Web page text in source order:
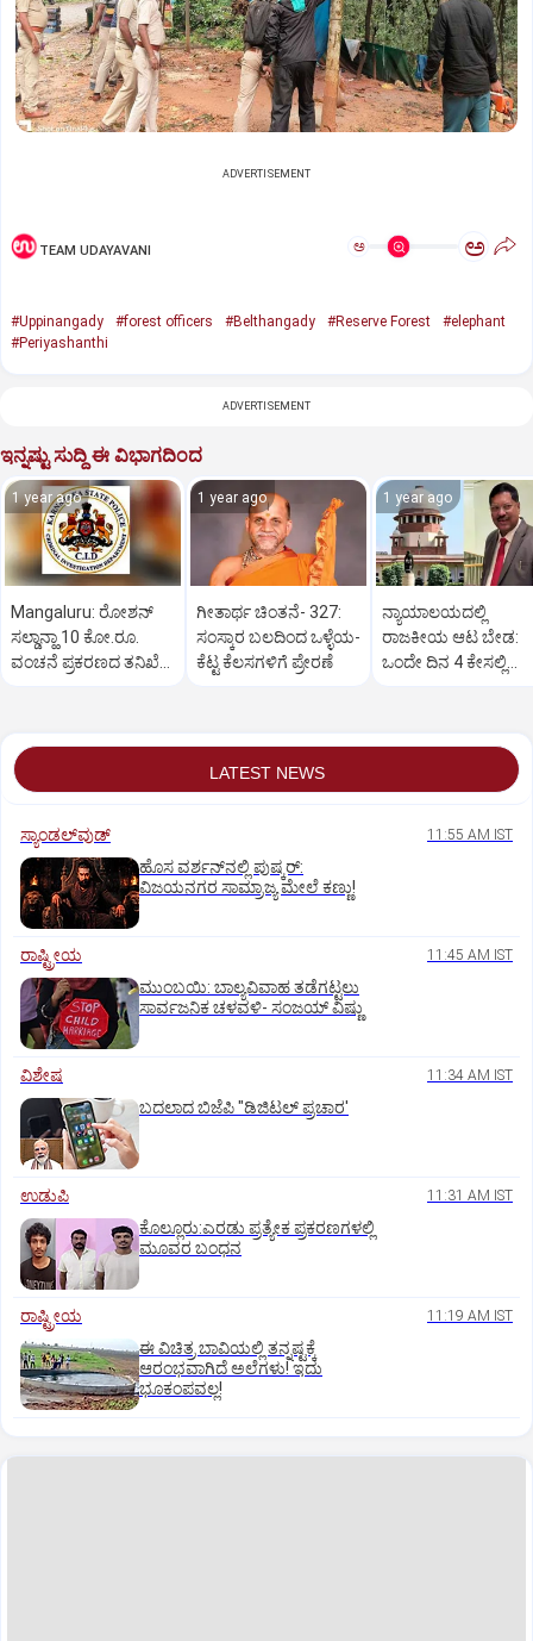
ADVERTISEMENT
TEAM UDAYAVANI ಅ ಅ
#Uppinangady #forest officers #Belthangady #Reserve Forest
#elephant
#Periyashanthi
ADVERTISEMENT
ಇನ್ನಷ್ಟು ಸುದ್ದಿ ಈ ವಿಭಾಗದಿಂದ
1 year ago
Mangaluru: ರೋಶನ್‌
ಸಲ್ಡಾನ್ಹಾ 10 ಕೋ.ರೂ.
ವಂಚನೆ ಪ್ರಕರಣದ ತನಿಖೆ
1 year ago
ಗೀತಾರ್ಥ ಚಿಂತನೆ- 327:
ಸಂಸ್ಕಾರ ಬಲದಿಂದ ಒಳ್ಳೆಯ-
ಕೆಟ್ಟ ಕೆಲಸಗಳಿಗೆ ಪ್ರೇರಣೆ
1 year ago
ನ್ಯಾಯಾಲಯದಲ್ಲಿ
ರಾಜಕೀಯ ಆಟ ಬೇಡ:
ಒಂದೇ ದಿನ 4 ಕೇಸಲ್ಲಿ
LATEST NEWS
ಸ್ಯಾಂಡಲ್‌ವುಡ್‌ 11:55 AM IST
ಹೊಸ ವರ್ಶನ್‌ನಲ್ಲಿ ಪುಷ್ಕರ್‌:
ವಿಜಯನಗರ ಸಾಮ್ರಾಜ್ಯ ಮೇಲೆ ಕಣ್ಣು!
ರಾಷ್ಟ್ರೀಯ 11:45 AM IST
ಮುಂಬಯಿ: ಬಾಲ್ಯವಿವಾಹ ತಡೆಗಟ್ಟಲು
ಸಾರ್ವಜನಿಕ ಚಳವಳಿ- ಸಂಜಯ್‌ ವಿಷ್ಣು
ವಿಶೇಷ 11:34 AM IST
ಬದಲಾದ ಬಿಜೆಪಿ "ಡಿಜಿಟಲ್‌ ಪ್ರಚಾರ'
ಉಡುಪಿ 11:31 AM IST
ಕೊಲ್ಲೂರು:ಎರಡು ಪ್ರತ್ಯೇಕ ಪ್ರಕರಣಗಳಲ್ಲಿ
ಮೂವರ ಬಂಧನ
ರಾಷ್ಟ್ರೀಯ 11:19 AM IST
ಈ ವಿಚಿತ್ರ ಬಾವಿಯಲ್ಲಿ ತನ್ನಷ್ಟಕ್ಕೆ
ಆರಂಭವಾಗಿದೆ ಅಲೆಗಳು! ಇದು
ಭೂಕಂಪವಲ್ಲ!